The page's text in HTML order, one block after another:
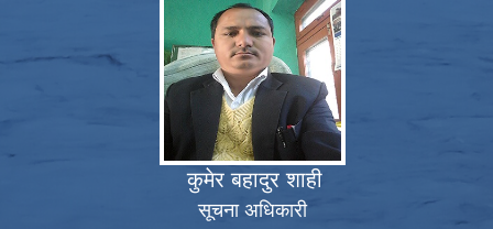
कुमेर बहादुर शाही
सूचना अधिकारी